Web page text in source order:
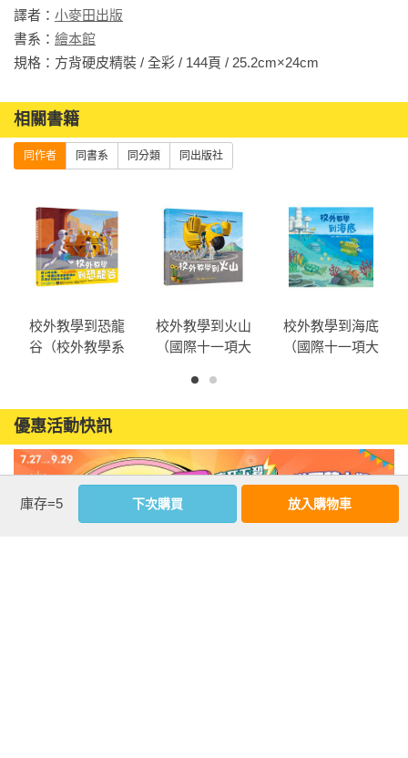
的種子。
★超強圖像敘事，充滿驚喜的故事情節：不受文字局限的無字
繪本，流暢的運鏡、精心安排的細節，吸引讀者瞬間進入故事
★一盒彩色蠟筆的月球探險：在黑、灰的月球世界中，因為有
一。
種下閱讀的種子，以故事灌溉成長中的小麥芽，以圖像啟發好
奇心與創造力，用共讀探索孩子的情緒靈敏度，與老師家長一
同協力為未來向下扎根。
★專家導讀：由蔡幸珍老師專業帶讀，與孩子一同享受無字繪
★獨家贈品：「探索太空」學習單。
★適讀年齡：3歲以上
=各界推薦=
RuRu　     Rubee。小紅寶親子部落客
小書蟲童書坊
李昫岱　屋頂上的天文學家／中正大學兼任助理教授
譯者： 小麥田出版
書系： 繪本館
規格：方背硬皮精裝 / 全彩 / 144頁 / 25.2cm×24cm
相關書籍
同作者 同書系 同分類 同出版社
校外教學到恐龍
谷（校外教學系
金鴨子圖畫書
獎、學校圖書館
期刊年度最佳圖
書系列）
校外教學到火山
（國際十一項大
學到月球》、金
鴨子圖畫書獎
底》系列作）
校外教學到海底
（國際十一項大
作）
優惠活動快訊
庫存=5 下次購買 放入購物車